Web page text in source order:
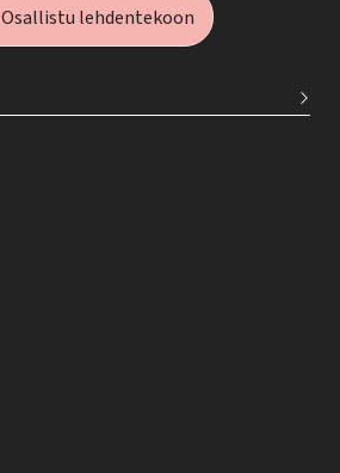
Osallistu lehdentekoon